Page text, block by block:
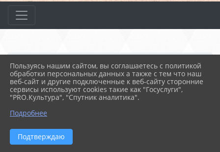
Главная МЕРОПРИЯТИЯ
Новости
Библиотечный час
19.05.2026 10:40
Пользуясь нашим сайтом, вы соглашаетесь с политикой
обработки персональных данных а также с тем что наш
веб-сайт и другие подключенные к веб-сайту сторонние
сервисы используют cookies такие как "Госуслуги",
"PRO.Культура", "Спутник аналитика".
Подробнее
Подтверждаю